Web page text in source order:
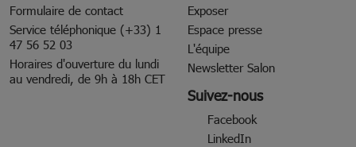
Formulaire de contact
Service téléphonique (+33) 1
47 56 52 03
Horaires d'ouverture du lundi
au vendredi, de 9h à 18h CET
Exposer
Espace presse
L'équipe
Newsletter Salon
Suivez-nous
Facebook
LinkedIn